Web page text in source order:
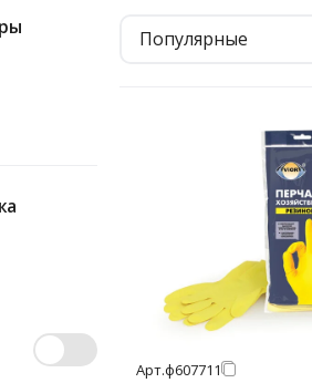
Популярные
Арт.ф607711